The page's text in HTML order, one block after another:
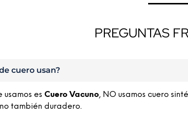
PREGUNTAS
cuero usan?
usamos es Cuero Vacuno, NO usamos cuero
también duradero.